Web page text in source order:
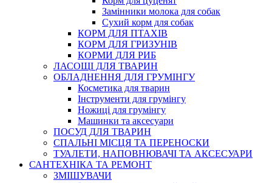
Замінники молока для собак
Сухий корм для собак
КОРМ ДЛЯ ПТАХІВ
КОРМ ДЛЯ ГРИЗУНІВ
КОРМИ ДЛЯ РИБ
ЛАСОЩІ ДЛЯ ТВАРИН
ОБЛАДНЕННЯ ДЛЯ ГРУМІНГУ
Косметика для тварин
Інструменти для грумінгу
Ножиці для грумінгу
Машинки та аксесуари
ПОСУД ДЛЯ ТВАРИН
СПАЛЬНІ МІСЦЯ ТА ПЕРЕНОСКИ
ТУАЛЕТИ, НАПОВНЮВАЧІ ТА АКСЕСУАРИ
САНТЕХНІКА ТА РЕМОНТ
ЗМІШУВАЧИ